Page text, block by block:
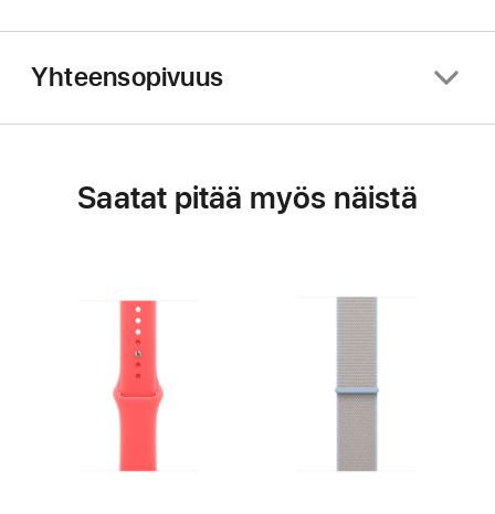
Yhteensopivuus
Saatat pitää myös näistä